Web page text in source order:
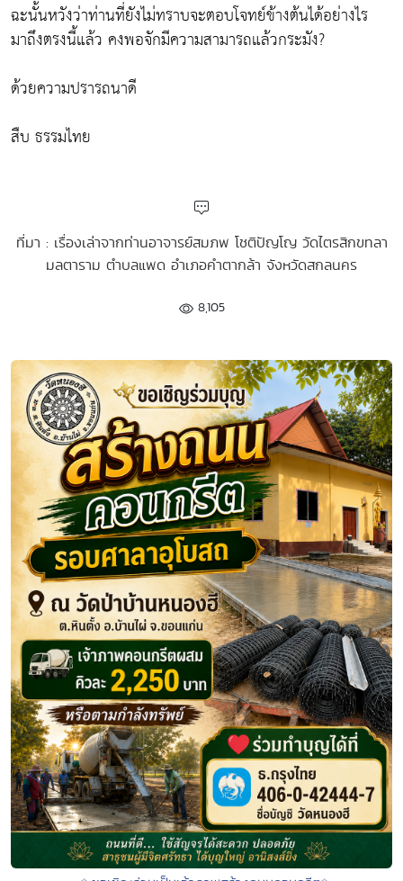
ฉะนั้นหวังว่าท่านที่ยังไม่ทราบจะตอบโจทย์ข้างต้นได้อย่างไร
มาถึงตรงนี้แล้ว คงพอจักมีความสามารถแล้วกระมัง?
ด้วยความปรารถนาดี
สืบ ธรรมไทย
ที่มา : เรื่องเล่าจากท่านอาจารย์สมภพ โชติปัญโญ วัดไตรสิกขทลา
มลตาราม ตำบลแพด อำเภอคำตากล้า จังหวัดสกลนคร
8,105